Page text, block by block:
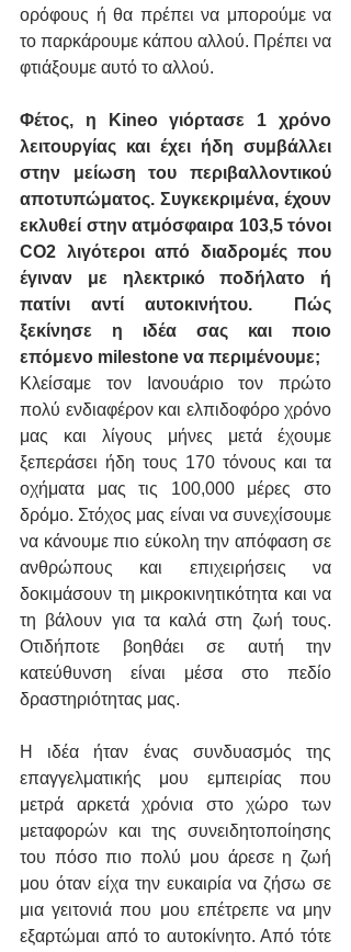
ορόφους ή θα πρέπει να μπορούμε να
το παρκάρουμε κάπου αλλού. Πρέπει να
φτιάξουμε αυτό το αλλού.
Φέτος, η Kineo γιόρτασε 1 χρόνο
λειτουργίας και έχει ήδη συμβάλλει
στην μείωση του περιβαλλοντικού
αποτυπώματος. Συγκεκριμένα, έχουν
εκλυθεί στην ατμόσφαιρα 103,5 τόνοι
CO2 λιγότεροι από διαδρομές που
έγιναν με ηλεκτρικό ποδήλατο ή
πατίνι αντί αυτοκινήτου.  Πώς
ξεκίνησε η ιδέα σας και ποιο
επόμενο milestone να περιμένουμε;
Κλείσαμε τον Ιανουάριο τον πρώτο
πολύ ενδιαφέρον και ελπιδοφόρο χρόνο
μας και λίγους μήνες μετά έχουμε
ξεπεράσει ήδη τους 170 τόνους και τα
οχήματα μας τις 100,000 μέρες στο
δρόμο. Στόχος μας είναι να συνεχίσουμε
να κάνουμε πιο εύκολη την απόφαση σε
ανθρώπους και επιχειρήσεις να
δοκιμάσουν τη μικροκινητικότητα και να
τη βάλουν για τα καλά στη ζωή τους.
Οτιδήποτε βοηθάει σε αυτή την
κατεύθυνση είναι μέσα στο πεδίο
δραστηριότητας μας.
Η ιδέα ήταν ένας συνδυασμός της
επαγγελματικής μου εμπειρίας που
μετρά αρκετά χρόνια στο χώρο των
μεταφορών και της συνειδητοποίησης
του πόσο πιο πολύ μου άρεσε η ζωή
μου όταν είχα την ευκαιρία να ζήσω σε
μια γειτονιά που μου επέτρεπε να μην
εξαρτώμαι από το αυτοκίνητο. Από τότε